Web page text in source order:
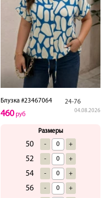
Блузка #23467064 24-76
04.08.2026
460руб
Размеры
50 - +
52 - +
54 - +
56 - +